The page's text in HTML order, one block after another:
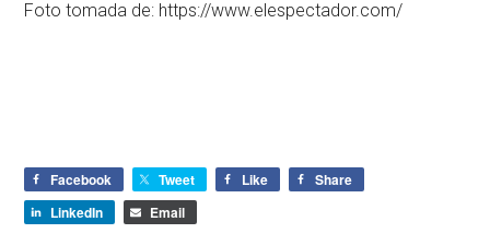
Foto tomada de: https://www.elespectador.com/
Facebook Tweet Like
Share
LinkedIn
Email